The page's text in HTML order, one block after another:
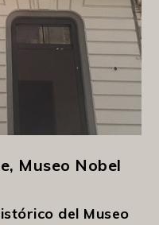
Museo Nobel
del Museo